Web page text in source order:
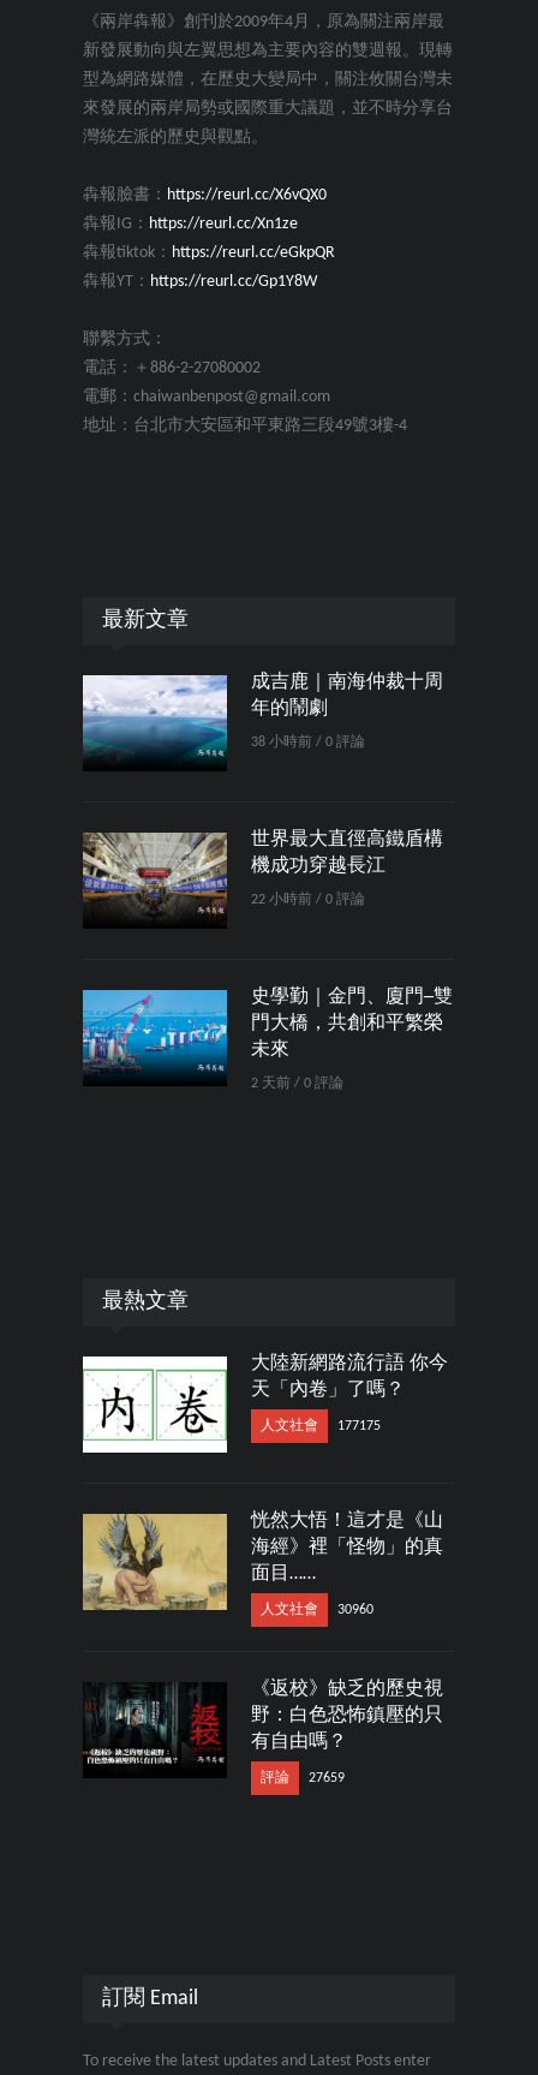
《兩岸犇報》創刊於2009年4月，原為關注兩岸最
新發展動向與左翼思想為主要內容的雙週報。現轉
型為網路媒體，在歷史大變局中，關注攸關台灣未
來發展的兩岸局勢或國際重大議題，並不時分享台
灣統左派的歷史與觀點。
犇報臉書： https://reurl.cc/X6vQX0
犇報IG： https://reurl.cc/Xn1ze
犇報tiktok： https://reurl.cc/eGkpQR
犇報YT： https://reurl.cc/Gp1Y8W
聯繫方式：
電話：＋886-2-27080002
電郵：chaiwanbenpost@gmail.com
地址：台北市大安區和平東路三段49號3樓-4
最新文章
成吉鹿｜南海仲裁十周
年的鬧劇
38 小時前 / 0 評論
世界最大直徑高鐵盾構
機成功穿越長江
22 小時前 / 0 評論
史學勤｜金門、廈門─雙
門大橋，共創和平繁榮
未來
2 天前 / 0 評論
最熱文章
大陸新網路流行語 你今
天「內卷」了嗎？
人文社會 177175
恍然大悟！這才是《山
海經》裡「怪物」的真
面目……
人文社會 30960
《返校》缺乏的歷史視
野：白色恐怖鎮壓的只
有自由嗎？
評論 27659
訂閱 Email
To receive the latest updates and Latest Posts enter